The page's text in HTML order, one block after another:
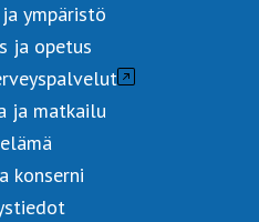
ympäristö
ja opetus
ja matkailu
konserni